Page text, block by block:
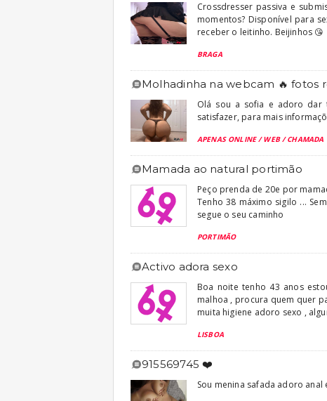
Crossdresser passiva e
momentos? Disponível para
receber o leitinho. Beijinhos 😘
BRAGA
molhadinha na webcam 🔥 fotos
Olá sou a sofia e adoro dar
satisfazer, para mais
APENAS ONLINE / WEB / CHAMADA
mamada ao natural portimão
Peço prenda de 20e por
Tenho 38 máximo sigilo ...
segue o seu caminho
PORTIMÃO
activo adora sexo
Boa noite tenho 43 anos
malhoa , procura quem quer
muita higiene adoro sexo ,
LISBOA
915569745 ❤️
Sou menina safada adoro